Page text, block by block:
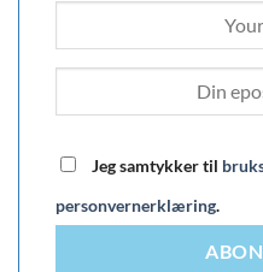
Jeg samtykker til
personvernerklæring.